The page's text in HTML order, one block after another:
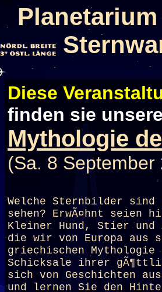
Diese
finden sie
Mythologie
(Sa. 8
Welche Sternbilder sind
sehen? ErwÃ¤hnt seien
Kleiner Hund, Stier
die wir von Europa aus
griechischen Mythologie
Schicksale ihrer
sich von Geschichten
und lernen Sie den